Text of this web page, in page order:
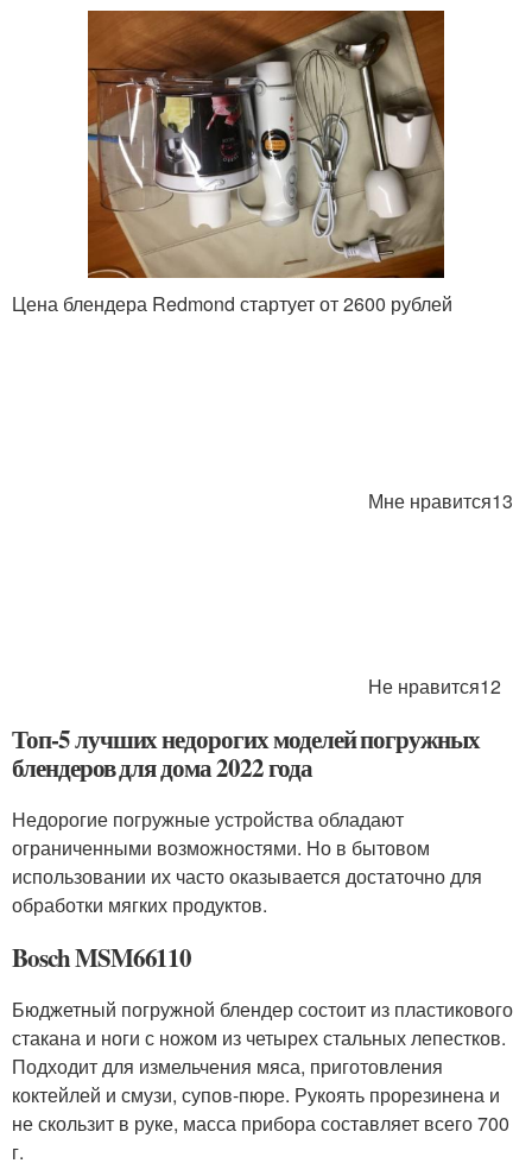
Цена блендера Redmond стартует от 2600 рублей
Мне нравится13
Не нравится12
Топ-5 лучших недорогих моделей погружных
блендеров для дома 2022 года
Недорогие погружные устройства обладают
ограниченными возможностями. Но в бытовом
использовании их часто оказывается достаточно для
обработки мягких продуктов.
Bosch MSM66110
Бюджетный погружной блендер состоит из пластикового
стакана и ноги с ножом из четырех стальных лепестков.
Подходит для измельчения мяса, приготовления
коктейлей и смузи, супов-пюре. Рукоять прорезинена и
не скользит в руке, масса прибора составляет всего 700
г.